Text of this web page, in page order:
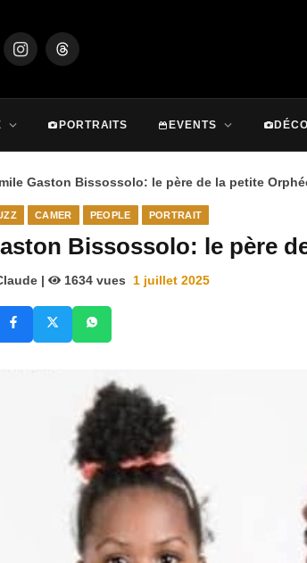
InstagramThreads
PORTRAITS EVENTS
Gaston Bissossolo: le père de la petite
CAMER PEOPLE PORTRAIT
Bissossolo: le père
| 1634 vues 1 juillet 2025